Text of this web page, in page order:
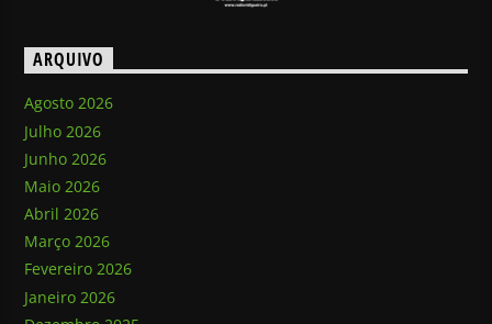
ARQUIVO
Agosto 2026
Julho 2026
Junho 2026
Maio 2026
Abril 2026
Março 2026
Fevereiro 2026
Janeiro 2026